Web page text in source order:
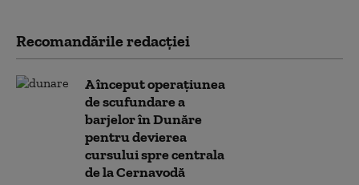
Recomandările redacţiei
A început operațiunea
de scufundare a
barjelor în Dunăre
pentru devierea
cursului spre centrala
de la Cernavodă